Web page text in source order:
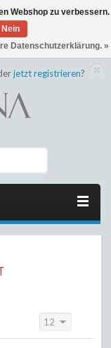
jetzt registrieren?
12
Webshop zu verbessern.
Nein
Datenschutzerklärung. »
sich im Aufbau
oder erfüllt